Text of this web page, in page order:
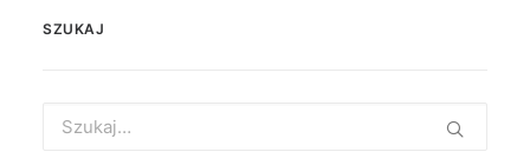
SZUKAJ
for: